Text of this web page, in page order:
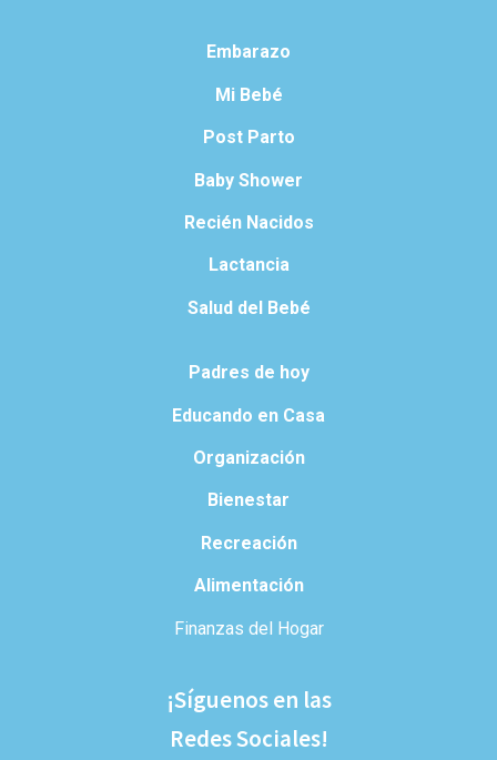
Embarazo
Mi Bebé
Post Parto
Baby Shower
Recién Nacidos
Lactancia
Salud del Bebé
Padres de hoy
Educando en Casa
Organización
Bienestar
Recreación
Alimentación
Finanzas del Hogar
¡Síguenos en las
Redes Sociales!